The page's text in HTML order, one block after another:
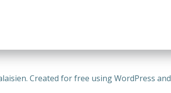
Created for free using WordPress and